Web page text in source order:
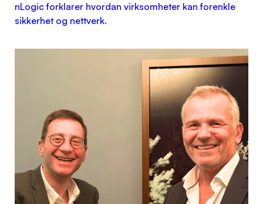
nLogic forklarer hvordan virksomheter kan forenkle
sikkerhet og nettverk.